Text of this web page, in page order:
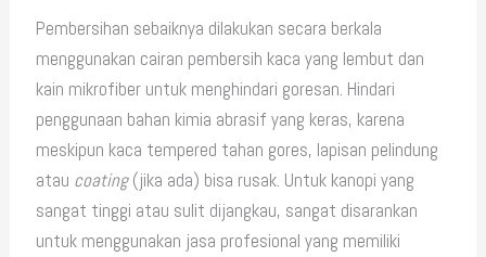
Pembersihan sebaiknya dilakukan secara berkala
menggunakan cairan pembersih kaca yang lembut dan
kain mikrofiber untuk menghindari goresan. Hindari
penggunaan bahan kimia abrasif yang keras, karena
meskipun kaca tempered tahan gores, lapisan pelindung
atau coating(jika ada) bisa rusak. Untuk kanopi yang
sangat tinggi atau sulit dijangkau, sangat disarankan
untuk menggunakan jasa profesional yang memiliki